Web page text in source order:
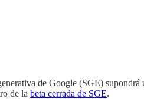
de Google (SGE)
de la beta cerrada de SGE.